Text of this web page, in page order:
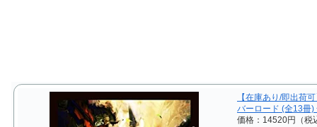
【在庫あり/即出荷
バーロード (全13冊)
価格：14520円（税